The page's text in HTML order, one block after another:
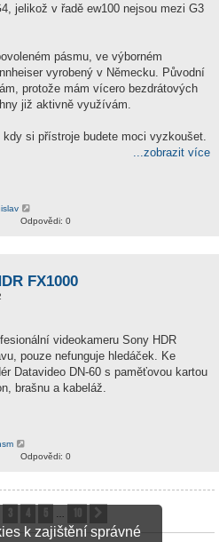
k zajištění správné
jelikož v řadě ew100 nejsou mezi G3
pásmu, ve výborném
vyrobený v Německu. Původní
protože mám vícero bezdrátových
již aktivně využívám.
si přístroje budete moci vyzkoušet.
...zobrazit více
Odpovědi: 0
FX1000
videokameru Sony HDR
pouze nefunguje hledáček. Ke
Datavideo DN-60 s paměťovou kartou
brašnu a kabeláž.
Odpovědi: 0
103 4 10